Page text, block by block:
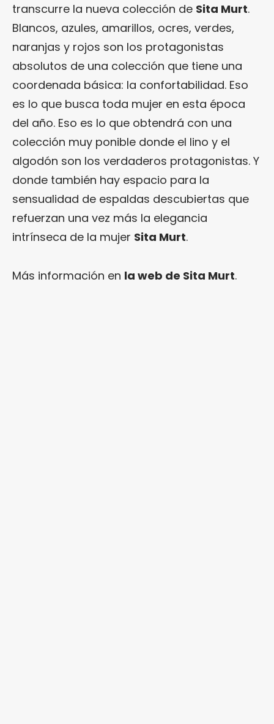
transcurre la nueva colección de Sita Murt.
Blancos, azules, amarillos, ocres, verdes,
naranjas y rojos son los protagonistas
absolutos de una colección que tiene una
coordenada básica: la confortabilidad. Eso
es lo que busca toda mujer en esta época
del año. Eso es lo que obtendrá con una
colección muy ponible donde el lino y el
algodón son los verdaderos protagonistas. Y
donde también hay espacio para la
sensualidad de espaldas descubiertas que
refuerzan una vez más la elegancia
intrínseca de la mujer Sita Murt.
Más información en la web de Sita Murt.